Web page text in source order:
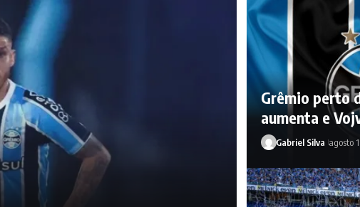
Grêmio perto
aumenta e
Gabriel Silva agosto